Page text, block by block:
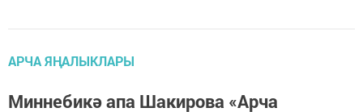
АРЧА ЯҢАЛЫКЛАРЫ
Миннебикә апа Шакирова «Арча